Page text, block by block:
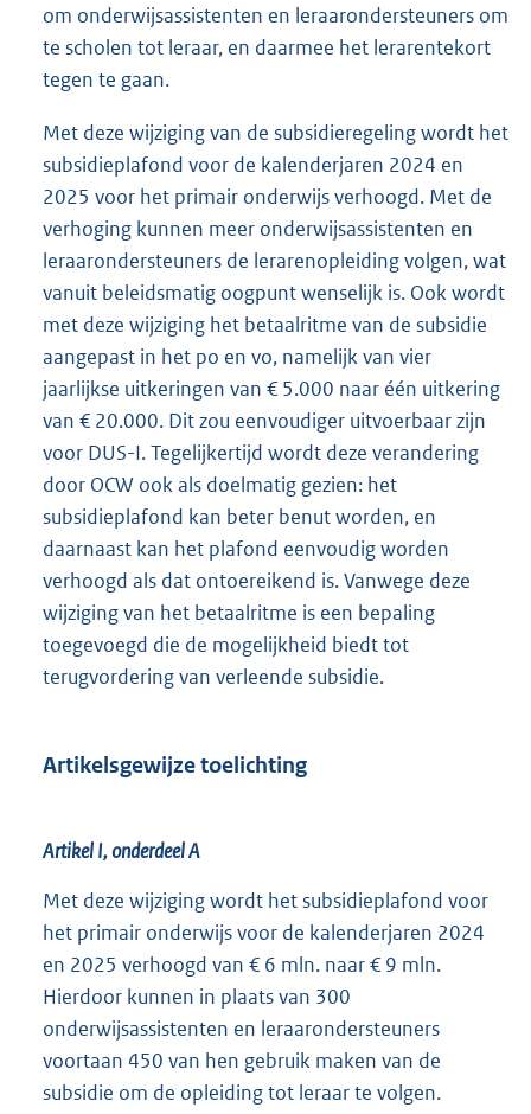
om onderwijsassistenten en leraarondersteuners om
te scholen tot leraar, en daarmee het lerarentekort
tegen te gaan.
Met deze wijziging van de subsidieregeling wordt het
subsidieplafond voor de kalenderjaren 2024 en
2025 voor het primair onderwijs verhoogd. Met de
verhoging kunnen meer onderwijsassistenten en
leraarondersteuners de lerarenopleiding volgen, wat
vanuit beleidsmatig oogpunt wenselijk is. Ook wordt
met deze wijziging het betaalritme van de subsidie
aangepast in het po en vo, namelijk van vier
jaarlijkse uitkeringen van € 5.000 naar één uitkering
van € 20.000. Dit zou eenvoudiger uitvoerbaar zijn
voor DUS-I. Tegelijkertijd wordt deze verandering
door OCW ook als doelmatig gezien: het
subsidieplafond kan beter benut worden, en
daarnaast kan het plafond eenvoudig worden
verhoogd als dat ontoereikend is. Vanwege deze
wijziging van het betaalritme is een bepaling
toegevoegd die de mogelijkheid biedt tot
terugvordering van verleende subsidie.
Artikelsgewijze toelichting
Artikel I, onderdeel A
Met deze wijziging wordt het subsidieplafond voor
het primair onderwijs voor de kalenderjaren 2024
en 2025 verhoogd van € 6 mln. naar € 9 mln.
Hierdoor kunnen in plaats van 300
onderwijsassistenten en leraarondersteuners
voortaan 450 van hen gebruik maken van de
subsidie om de opleiding tot leraar te volgen.